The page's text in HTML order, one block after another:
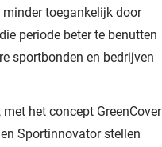
toegankelijk door
periode beter te benutten
sportbonden en bedrijven
het concept GreenCover
Sportinnovator stellen